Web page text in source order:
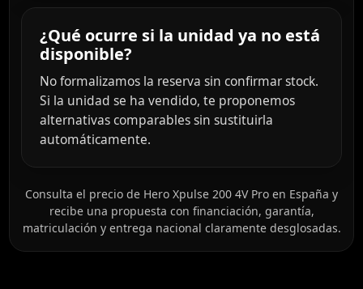
¿Qué ocurre si la unidad ya no está
disponible?
No formalizamos la reserva sin confirmar stock.
Si la unidad se ha vendido, te proponemos
alternativas comparables sin sustituirla
automáticamente.
Consulta el precio de Hero Xpulse 200 4V Pro en España y
recibe una propuesta con financiación, garantía,
matriculación y entrega nacional claramente desglosadas.